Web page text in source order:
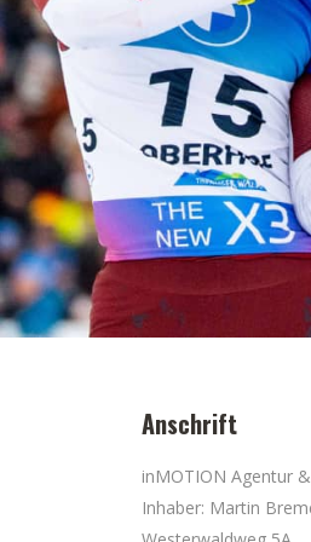
Anschrift
inMOTION Agentur
Inhaber: Martin